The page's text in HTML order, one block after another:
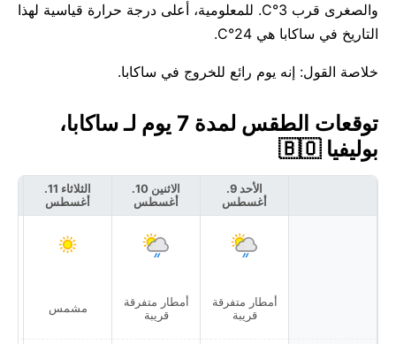
والصغرى قرب 3°C. للمعلومية، أعلى درجة حرارة قياسية لهذا
التاريخ في ساكابا هي 24°C.
خلاصة القول: إنه يوم رائع للخروج في ساكابا.
توقعات الطقس لمدة 7 يوم لـ ساكابا،
بوليفيا 🇧🇴
الأحد 9.
أغسطس
أمطار متفرقة
قريبة
الاثنين 10.
أغسطس
أمطار متفرقة
قريبة
الثلاثاء 11.
أغسطس
مشمس